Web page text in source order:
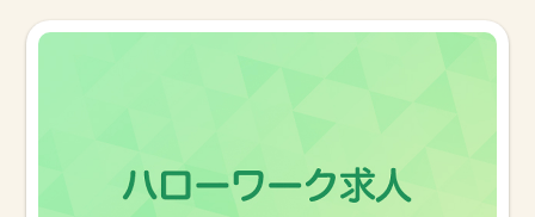
よくあるご質問